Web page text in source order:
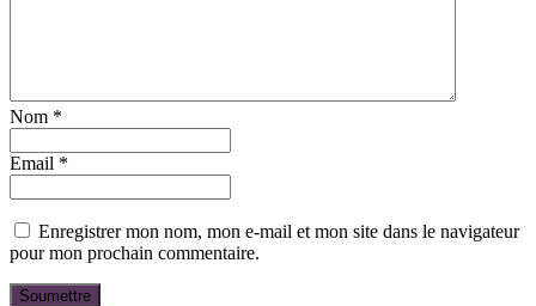
Nom *
Email *
Enregistrer mon nom, mon e-mail et mon site dans le navigateur
pour mon prochain commentaire.